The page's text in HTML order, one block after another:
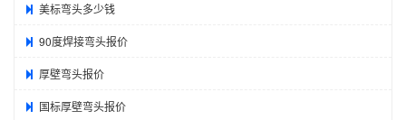
美标弯头多少钱
90度焊接弯头报价
厚壁弯头报价
国标厚壁弯头报价